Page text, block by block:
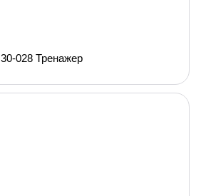
30-028 Тренажер